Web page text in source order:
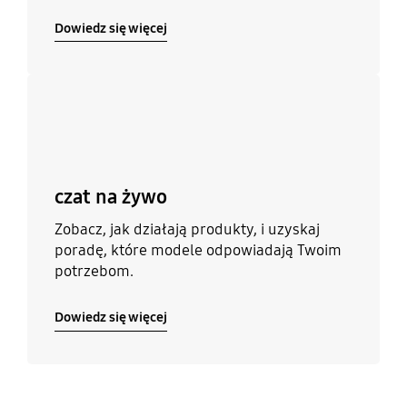
Dowiedz się więcej
czat na żywo
Zobacz, jak działają produkty, i uzyskaj
poradę, które modele odpowiadają Twoim
potrzebom.
Dowiedz się więcej